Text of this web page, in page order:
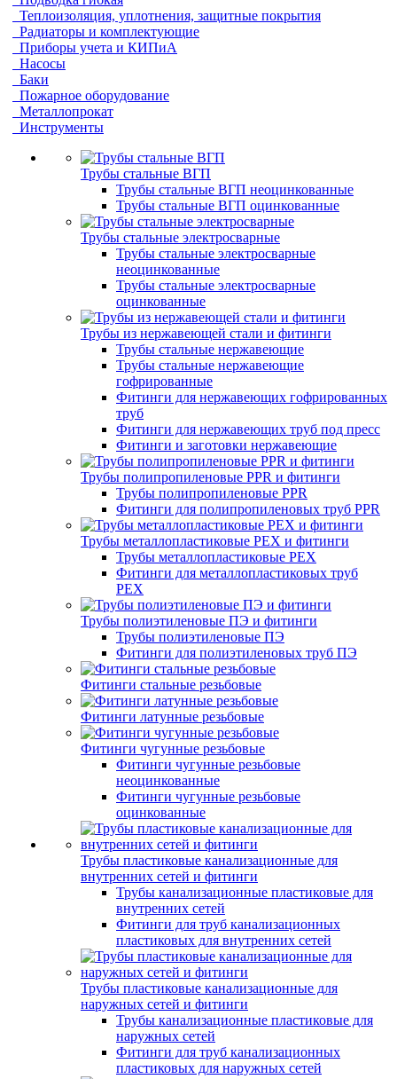
Теплоизоляция, уплотнения, защитные покрытия
Радиаторы и комплектующие
Приборы учета и КИПиА
Насосы
Баки
Пожарное оборудование
Металлопрокат
Инструменты
Трубы стальные ВГП
Трубы стальные ВГП неоцинкованные
Трубы стальные ВГП оцинкованные
Трубы стальные электросварные
Трубы стальные электросварные
неоцинкованные
Трубы стальные электросварные
оцинкованные
Трубы из нержавеющей стали и фитинги
Трубы стальные нержавеющие
Трубы стальные нержавеющие
гофрированные
Фитинги для нержавеющих гофрированных
труб
Фитинги для нержавеющих труб под пресс
Фитинги и заготовки нержавеющие
Трубы полипропиленовые PPR и фитинги
Трубы полипропиленовые PPR
Фитинги для полипропиленовых труб PPR
Трубы металлопластиковые PEX и фитинги
Трубы металлопластиковые PEX
Фитинги для металлопластиковых труб
PEX
Трубы полиэтиленовые ПЭ и фитинги
Трубы полиэтиленовые ПЭ
Фитинги для полиэтиленовых труб ПЭ
Фитинги стальные резьбовые
Фитинги латунные резьбовые
Фитинги чугунные резьбовые
Фитинги чугунные резьбовые
неоцинкованные
Фитинги чугунные резьбовые
оцинкованные
Трубы пластиковые канализационные для
внутренних сетей и фитинги
Трубы канализационные пластиковые для
внутренних сетей
Фитинги для труб канализационных
пластиковых для внутренних сетей
Трубы пластиковые канализационные для
наружных сетей и фитинги
Трубы канализационные пластиковые для
наружных сетей
Фитинги для труб канализационных
пластиковых для наружных сетей